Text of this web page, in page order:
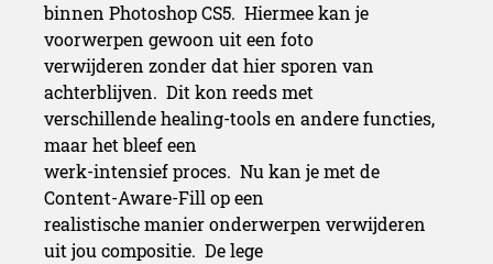
binnen Photoshop CS5. Hiermee kan je
voorwerpen gewoon uit een foto
verwijderen zonder dat hier sporen van
achterblijven. Dit kon reeds met
verschillende healing-tools en andere functies,
maar het bleef een
werk-intensief proces. Nu kan je met de
Content-Aware-Fill op een
realistische manier onderwerpen verwijderen
uit jou compositie. De lege